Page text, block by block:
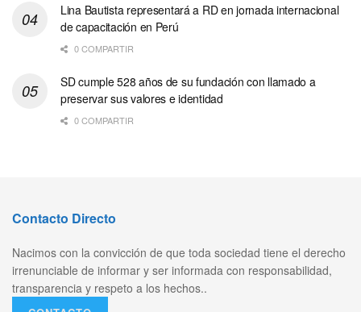
Lina Bautista representará a RD en jornada internacional
de capacitación en Perú
0 COMPARTIR
SD cumple 528 años de su fundación con llamado a
preservar sus valores e identidad
0 COMPARTIR
Contacto Directo
Nacimos con la convicción de que toda sociedad tiene el derecho
irrenunciable de informar y ser informada con responsabilidad,
transparencia y respeto a los hechos..